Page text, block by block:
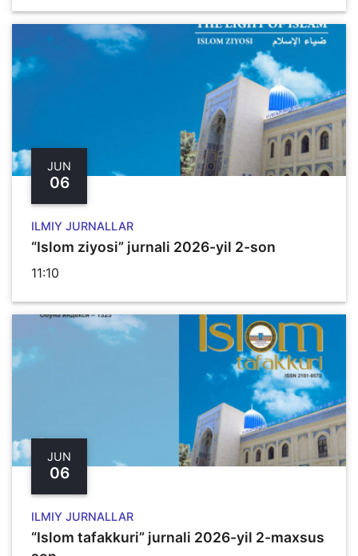
JUN
06
ILMIY JURNALLAR
“Islom ziyosi” jurnali 2026-yil 2-son
11:10
JUN
06
ILMIY JURNALLAR
“Islom tafakkuri” jurnali 2026-yil 2-maxsus